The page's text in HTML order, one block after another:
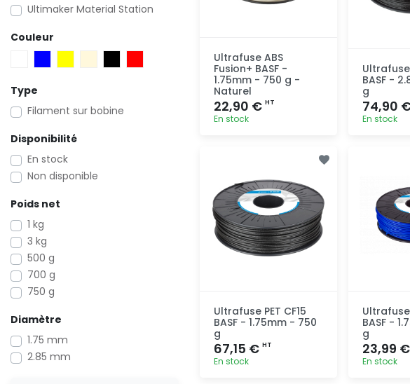
Ultimaker Material Station
Couleur
Type
Filament sur bobine
Disponibilité
En stock
Non disponible
Poids net
1 kg
3 kg
500 g
700 g
750 g
Diamètre
1.75 mm
2.85 mm
Ultrafuse ABS
Fusion+ BASF -
1.75mm - 750 g -
Naturel
22,90 € HT
En stock
Ultrafuse
BASF -
g
74,90
En stock
Ultrafuse PET CF15
BASF - 1.75mm - 750
g
67,15 € HT
En stock
Ultrafuse
BASF -
g
23,99 €
En stock